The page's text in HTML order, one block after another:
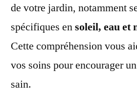
de votre jardin, notamment
spécifiques ensoleil, eau et
Cette compréhension vous
vos soins pour encourager
sain.